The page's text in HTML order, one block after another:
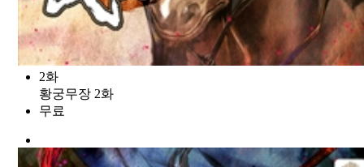
2화
황궁무장 2화
무료